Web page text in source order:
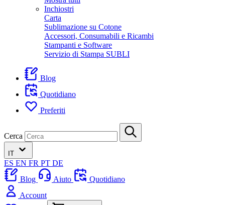
Inchiostri
Carta
Sublimazione su Cotone
Accessori, Consumabili e Ricambi
Stampanti e Software
Servizio di Stampa SUBLI
Blog
Quotidiano
Preferiti
Cerca
IT
ES EN FR PT DE
Blog
Aiuto
Quotidiano
Account